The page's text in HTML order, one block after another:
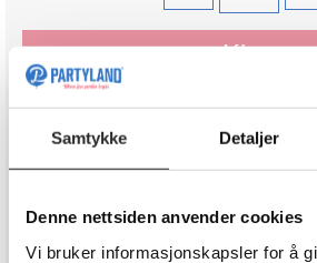
Samtykke Detaljer
Denne nettsiden anvender cookies
Vi bruker informasjonskapsler for å
Kjøp
På lager